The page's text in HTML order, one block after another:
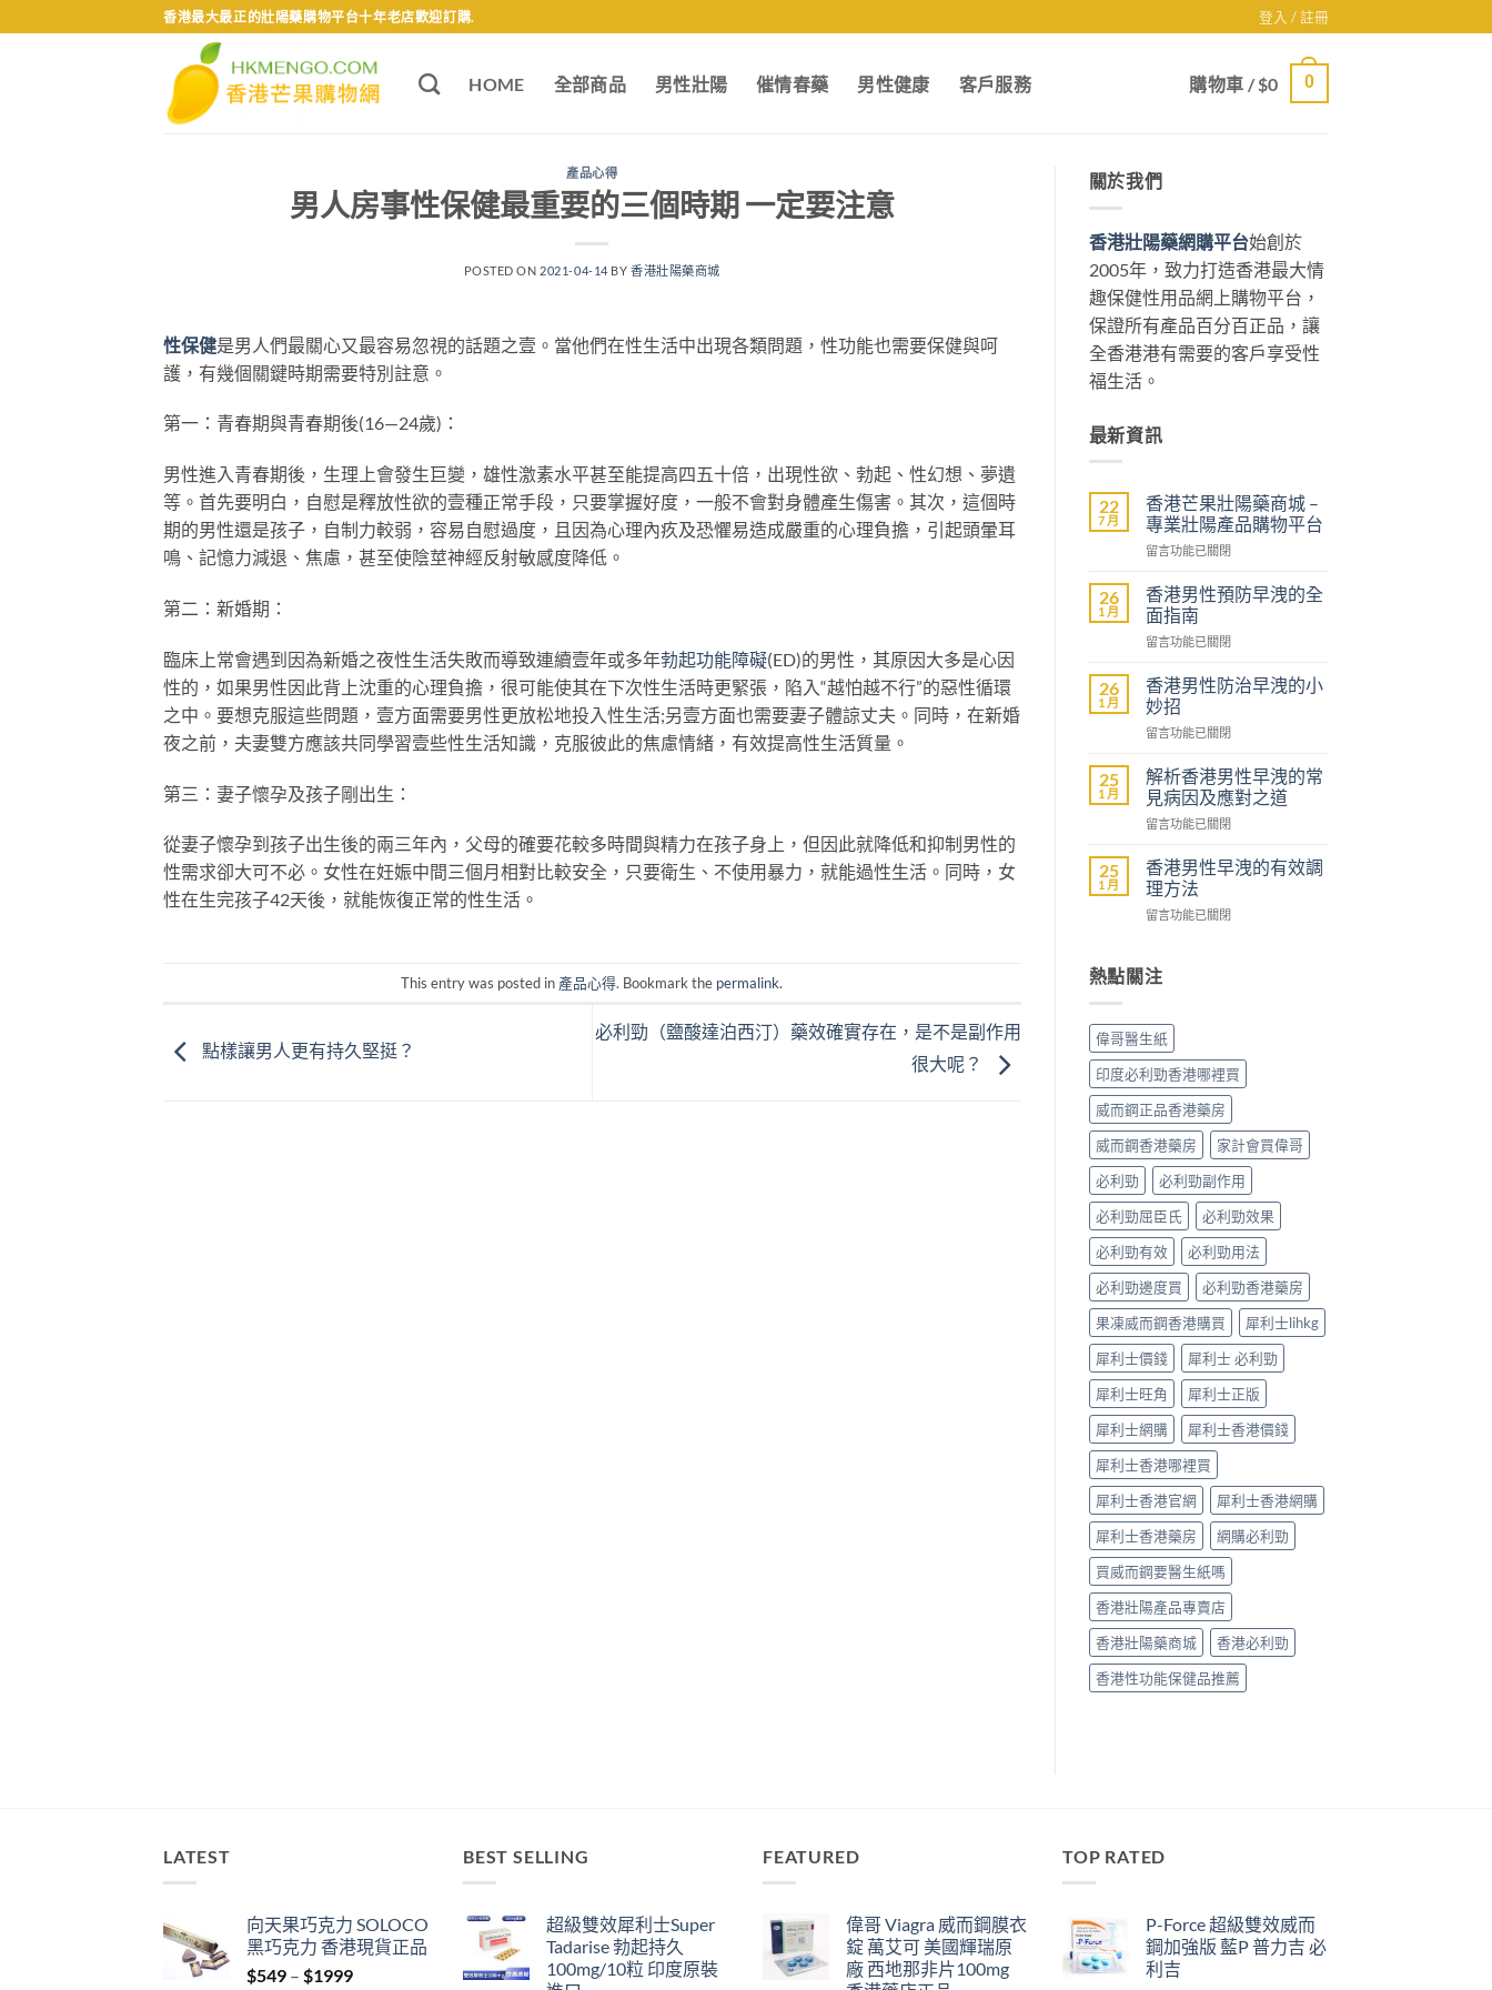
to
香港最大最正的壯陽藥購物平台十年老店歡迎訂購. 登入 / 註冊
HOME 全部商品 男性壯陽 催情春藥 男性健康 客戶服務 購物車 /$0 0
產品心得
男人房事性保健最重要的三個時期 一定要注意
POSTED ON 2021-04-14 BY香港壯陽藥商城
性保健是男人們最關心又最容易忽視的話題之壹。當他們在性生活中出現各類問題，性功能也需要保健與呵
護，有幾個關鍵時期需要特別註意。
第一：青春期與青春期後(16—24歲)：
男性進入青春期後，生理上會發生巨變，雄性激素水平甚至能提高四五十倍，出現性欲、勃起、性幻想、夢遺
等。首先要明白，自慰是釋放性欲的壹種正常手段，只要掌握好度，一般不會對身體產生傷害。其次，這個時
期的男性還是孩子，自制力較弱，容易自慰過度，且因為心理內疚及恐懼易造成嚴重的心理負擔，引起頭暈耳
鳴、記憶力減退、焦慮，甚至使陰莖神經反射敏感度降低。
第二：新婚期：
臨床上常會遇到因為新婚之夜性生活失敗而導致連續壹年或多年勃起功能障礙(ED)的男性，其原因大多是心因
性的，如果男性因此背上沈重的心理負擔，很可能使其在下次性生活時更緊張，陷入“越怕越不行”的惡性循環
之中。要想克服這些問題，壹方面需要男性更放松地投入性生活;另壹方面也需要妻子體諒丈夫。同時，在新婚
夜之前，夫妻雙方應該共同學習壹些性生活知識，克服彼此的焦慮情緒，有效提高性生活質量。
第三：妻子懷孕及孩子剛出生：
從妻子懷孕到孩子出生後的兩三年內，父母的確要花較多時間與精力在孩子身上，但因此就降低和抑制男性的
性需求卻大可不必。女性在妊娠中間三個月相對比較安全，只要衛生、不使用暴力，就能過性生活。同時，女
性在生完孩子42天後，就能恢復正常的性生活。
This entry was posted in 產品心得. Bookmark the permalink.
點樣讓男人更有持久堅挺？
必利勁（鹽酸達泊西汀）藥效確實存在，是不是副作用
很大呢？
關於我們
香港壯陽藥網購平台始創於
2005年，致力打造香港最大情
趣保健性用品網上購物平台，
保證所有產品百分百正品，讓
全香港港有需要的客戶享受性
福生活。
最新資訊
22
7 月
香港芒果壯陽藥商城 –
專業壯陽產品購物平台
在
港
芒
果
壯
藥
商
城
–
業
壯
產
購
物
平
留言功能已關閉
26
1 月
香港男性預防早洩的全
面指南
在
港
男
性
預
早
洩
的
全
指
南〉
留言功能已關閉
26
1 月
香港男性防治早洩的小
妙招
在
港
男
性
防
早
洩
小
中
留言功能已關閉
25
1 月
解析香港男性早洩的常
見病因及應對之道
在
析
香
港
男
洩
見
病
因
及
應
對
之
道〉
留言功能已關閉
25
1 月
香港男性早洩的有效調
理方法
在
男
性
洩
的
有
效
調
理
方
法〉
留言功能已關閉
熱點關注
偉哥醫生紙
印度必利勁香港哪裡買
威而鋼正品香港藥房
威而鋼香港藥房
家計會買偉哥
必利勁
必利勁副作用
必利勁屈臣氏
必利勁效果
必利勁有效
必利勁用法
必利勁邊度買
必利勁香港藥房
果凍威而鋼香港購買
犀利士lihkg
犀利士價錢
犀利士 必利勁
犀利士旺角
犀利士正版
犀利士網購
犀利士香港價錢
犀利士香港哪裡買
犀利士香港官網
犀利士香港網購
犀利士香港藥房
網購必利勁
買威而鋼要醫生紙嗎
香港壯陽產品專賣店
香港壯陽藥商城
香港必利勁
香港性功能保健品推薦
LATEST
向天果巧克力 SOLOCO
黑巧克力 香港現貨正品
$549 – $1999Price
BEST SELLING
超級雙效犀利士Super
Tadarise 勃起持久
100mg/10粒 印度原裝
FEATURED
偉哥 Viagra 威而鋼膜衣
錠 萬艾可 美國輝瑞原
廠 西地那非片100mg
TOP RATED
P-Force 超級雙效威而
鋼加強版 藍P 普力吉 必
利吉